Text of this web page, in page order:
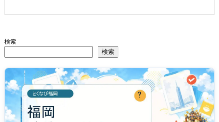
検索
検索